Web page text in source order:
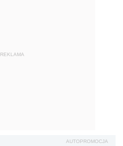
REKLAMA
AUTOPROMOCJA